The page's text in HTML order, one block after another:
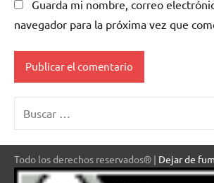
Guarda mi nombre, correo
navegador para la próxima vez que
Todo los derechos reservados® | Dejar de